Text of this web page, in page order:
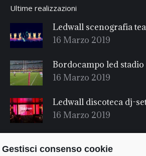
Gestisci consenso cookie
Ultime realizzazioni
Ledwall scenografia
16 Marzo 2019
Bordocampo led stadio
16 Marzo 2019
Ledwall discoteca dj-
16 Marzo 2019